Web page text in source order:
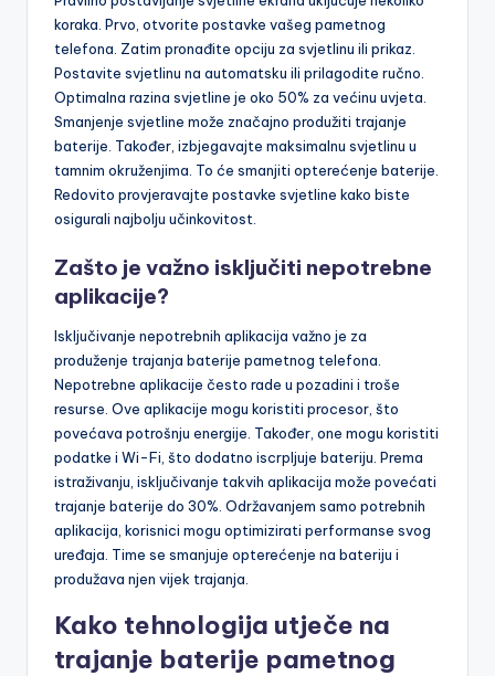
koraka. Prvo, otvorite postavke vašeg pametnog
telefona. Zatim pronađite opciju za svjetlinu ili prikaz.
Postavite svjetlinu na automatsku ili prilagodite ručno.
Optimalna razina svjetline je oko 50% za većinu uvjeta.
Smanjenje svjetline može značajno produžiti trajanje
baterije. Također, izbjegavajte maksimalnu svjetlinu u
tamnim okruženjima. To će smanjiti opterećenje baterije.
Redovito provjeravajte postavke svjetline kako biste
osigurali najbolju učinkovitost.
Zašto je važno isključiti nepotrebne
aplikacije?
Isključivanje nepotrebnih aplikacija važno je za
produženje trajanja baterije pametnog telefona.
Nepotrebne aplikacije često rade u pozadini i troše
resurse. Ove aplikacije mogu koristiti procesor, što
povećava potrošnju energije. Također, one mogu koristiti
podatke i Wi-Fi, što dodatno iscrpljuje bateriju. Prema
istraživanju, isključivanje takvih aplikacija može povećati
trajanje baterije do 30%. Održavanjem samo potrebnih
aplikacija, korisnici mogu optimizirati performanse svog
uređaja. Time se smanjuje opterećenje na bateriju i
produžava njen vijek trajanja.
Kako tehnologija utječe na
trajanje baterije pametnog